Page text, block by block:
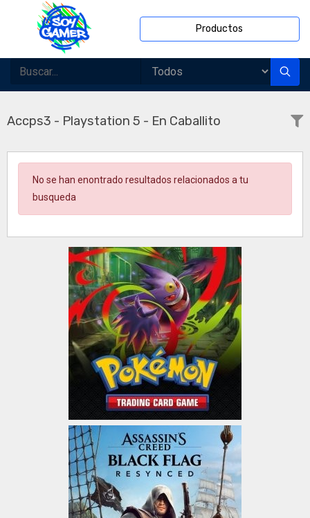
Productos
Accps3 - Playstation 5 - En Caballito
No se han enontrado resultados relacionados a tu
busqueda